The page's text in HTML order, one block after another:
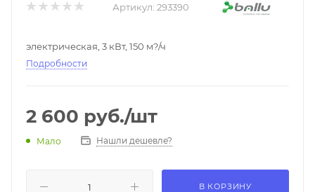
Артикул: 293390
электрическая, 3 кВт, 150 м?/ч
Подробности
2 600 руб./шт
Мало Нашли дешевле?
В КОРЗИНУ